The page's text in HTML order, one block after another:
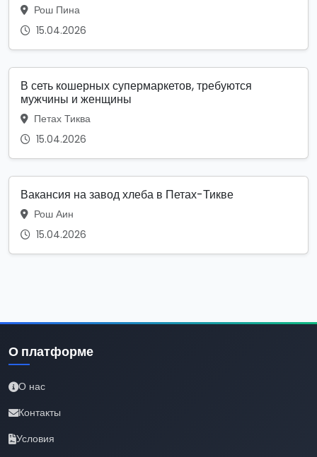
Рош Пина
15.04.2026
В сеть кошерных супермаркетов, требуются
мужчины и женщины
Петах Тиква
15.04.2026
Вакансия на завод хлеба в Петах-Тикве
Рош Аин
15.04.2026
О платформе
О нас
Контакты
Условия